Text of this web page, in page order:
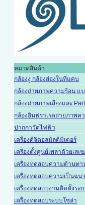
หมวดสินค้า
กล้องงู กล้องส่องในที่แคบ
กล้องถ่ายภาพความร้อน แ
กล้องถ่ายภาพเสียงและ
กล้องอินฟราเรดถ่ายภาพค
ปากกาวัดไฟฟ้า
เครื่องดิจิตอลมัลติมิเตอร์
เครื่องตั้งศูนย์เพลาด้วยเลเซ
เครื่องทดสอบความต้านท
เครื่องทดสอบความเป็นฉน
เครื่องทดสอบงานติดตั้งระ
เครื่องทดสอบระบบโซล่า